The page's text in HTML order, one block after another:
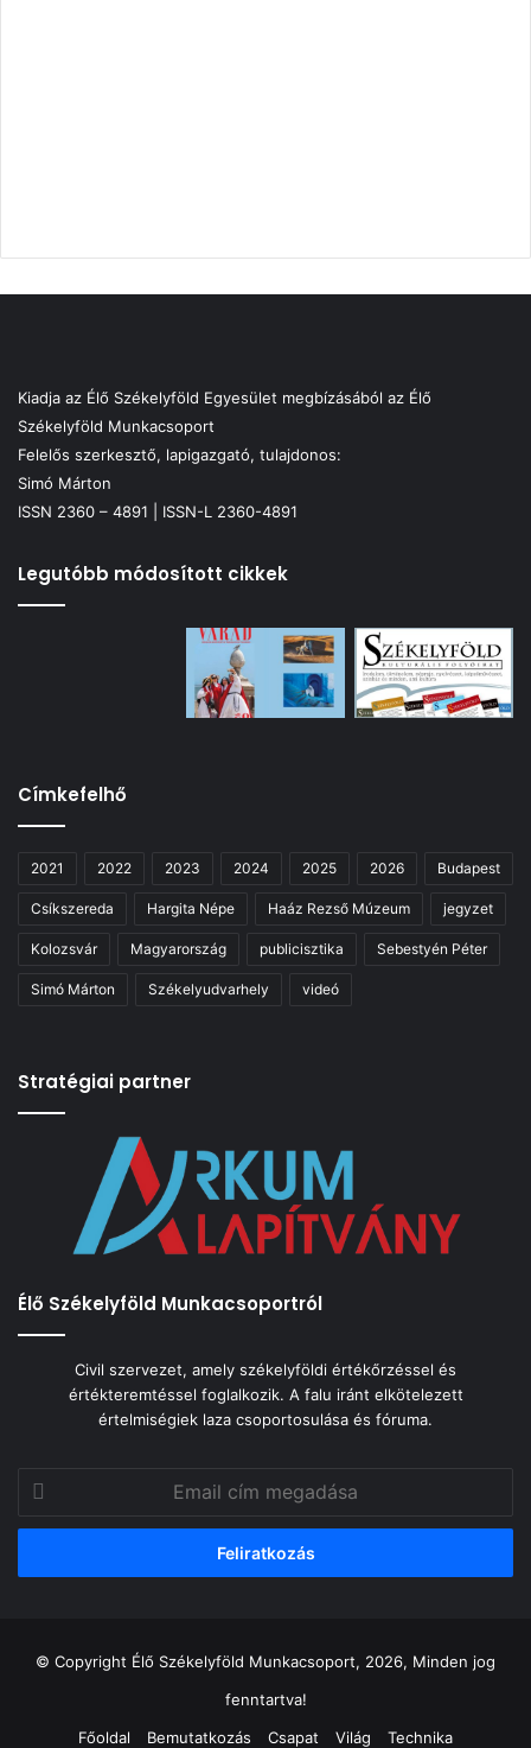
Kiadja az Élő Székelyföld Egyesület megbízásából az Élő
Székelyföld Munkacsoport
Felelős szerkesztő, lapigazgató, tulajdonos:
Simó Márton
ISSN 2360 – 4891 | ISSN-L 2360-4891
Legutóbb módosított cikkek
Címkefelhő
2021 2022 2023 2024 2025 2026 Budapest
Csíkszereda Hargita Népe Haáz Rezső Múzeum jegyzet
Kolozsvár Magyarország publicisztika Sebestyén Péter
Simó Márton Székelyudvarhely videó
Stratégiai partner
Élő Székelyföld Munkacsoportról
Civil szervezet, amely székelyföldi értékőrzéssel és
értékteremtéssel foglalkozik. A falu iránt elkötelezett
értelmiségiek laza csoportosulása és fóruma.
cím
megadása
© Copyright Élő Székelyföld Munkacsoport, 2026, Minden jog
fenntartva!
Főoldal
Bemutatkozás Csapat Világ Technika